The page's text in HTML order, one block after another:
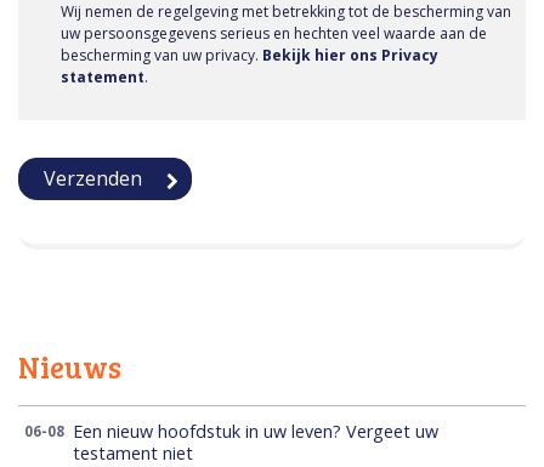
Wij nemen de regelgeving met betrekking tot de bescherming van
uw persoonsgegevens serieus en hechten veel waarde aan de
bescherming van uw privacy. Bekijk hier ons Privacy
statement.
Nieuws
06-08 Een nieuw hoofdstuk in uw leven? Vergeet uw
testament niet